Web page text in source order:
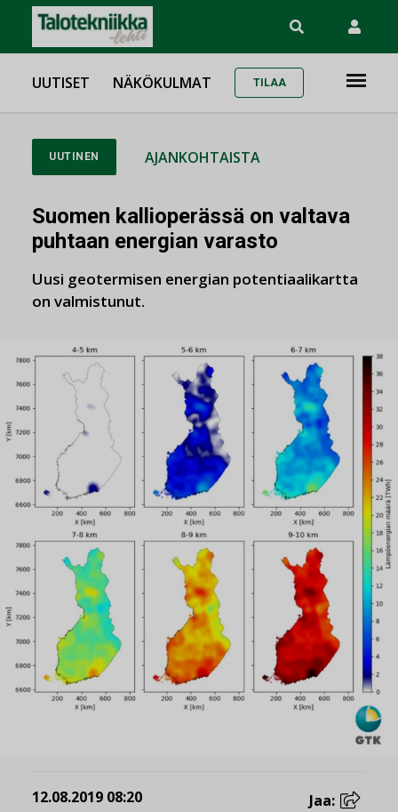
UUTISET NÄKÖKULMAT TILAA
UUTINEN AJANKOHTAISTA
Suomen kallioperässä on valtava
puhtaan energian varasto
Uusi geotermisen energian potentiaalikartta
on valmistunut.
12.08.2019 08:20 Jaa: